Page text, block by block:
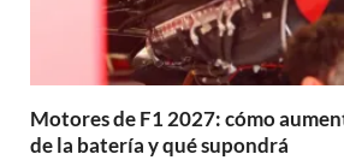
Motores de F1 2027: cómo
de la batería y qué supondrá